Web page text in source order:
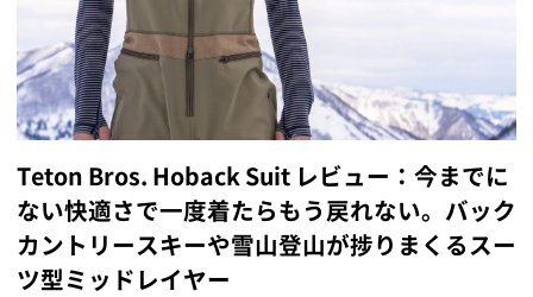
Teton Bros. Hoback Suit レビュー：今までに
ない快適さで一度着たらもう戻れない。バック
カントリースキーや雪山登山が捗りまくるスー
ツ型ミッドレイヤー